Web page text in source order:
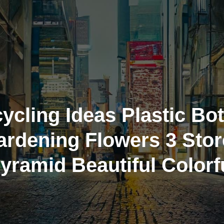
Ideas Plastic
Flowers 3
Beautiful